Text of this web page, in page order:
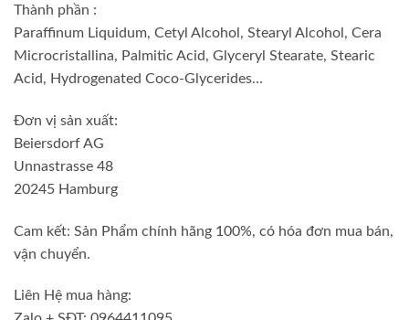
Thành phần :
Paraffinum Liquidum, Cetyl Alcohol, Stearyl Alcohol, Cera
Microcristallina, Palmitic Acid, Glyceryl Stearate, Stearic
Acid, Hydrogenated Coco-Glycerides…
Đơn vị sản xuất:
Beiersdorf AG
Unnastrasse 48
20245 Hamburg
Cam kết: Sản Phẩm chính hãng 100%, có hóa đơn mua bán,
vận chuyển.
Liên Hệ mua hàng: